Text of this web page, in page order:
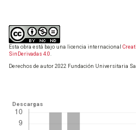
Esta obra está bajo una licencia internacional
SinDerivadas 4.0.
Derechos de autor 2022 Fundación Universitaria
Descargas